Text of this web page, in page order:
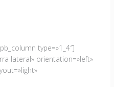
type=»1_4″]
lateral» orientation=»left»